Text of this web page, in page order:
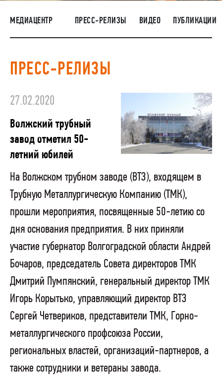
НАШИ ЛЮДИ
ОКРУЖАЮЩАЯ СРЕДА
ЗАКУПКИ
МЕДИАЦЕНТР ПРЕСС-РЕЛИЗЫ ВИДЕО ПУБЛИКАЦИИ
ПРЕСС-РЕЛИЗЫ
27.02.2020
Волжский трубный
завод отметил 50-
летний юбилей
На Волжском трубном заводе (ВТЗ), входящем в
Трубную Металлургическую Компанию (ТМК),
прошли мероприятия, посвященные 50-летию со
дня основания предприятия. В них приняли
участие губернатор Волгоградской области Андрей
Бочаров, председатель Совета директоров ТМК
Дмитрий Пумпянский, генеральный директор ТМК
Игорь Корытько, управляющий директор ВТЗ
Сергей Четвериков, представители ТМК, Горно-
металлургического профсоюза России,
региональных властей, организаций-партнеров, а
также сотрудники и ветераны завода.